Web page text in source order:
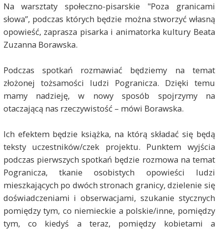
Na warsztaty społeczno-pisarskie "Poza granicami
słowa”, podczas których będzie można stworzyć własną
opowieść, zaprasza pisarka i animatorka kultury Beata
Zuzanna Borawska.
Podczas spotkań rozmawiać będziemy na temat
złożonej tożsamości ludzi Pogranicza. Dzięki temu
mamy nadzieję, w nowy sposób spojrzymy na
otaczającą nas rzeczywistość – mówi Borawska.
Ich efektem będzie książka, na którą składać się będą
teksty uczestników/czek projektu. Punktem wyjścia
podczas pierwszych spotkań będzie rozmowa na temat
Pogranicza, tkanie osobistych opowieści ludzi
mieszkających po dwóch stronach granicy, dzielenie się
doświadczeniami i obserwacjami, szukanie stycznych
pomiędzy tym, co niemieckie a polskie/inne, pomiędzy
tym, co kiedyś a teraz, pomiędzy kobietami a